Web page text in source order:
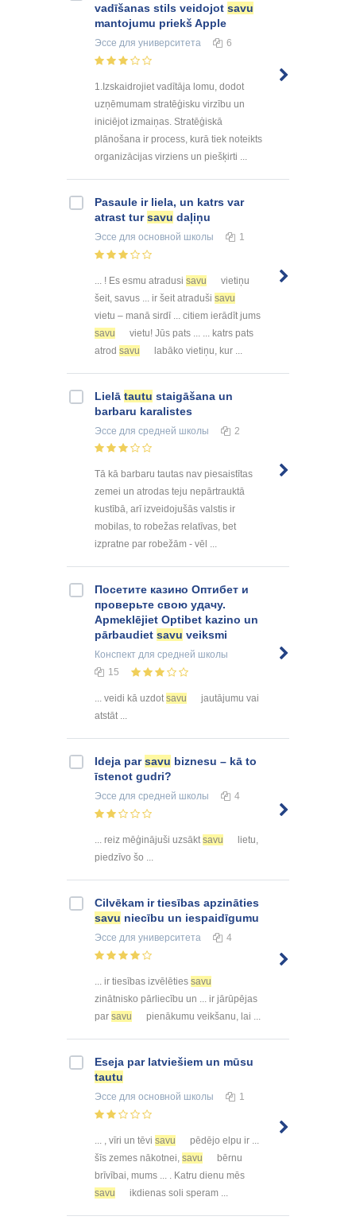
vadīšanas stils veidojot savu
mantojumu priekš Apple
Эссе для университета 6
1.Izskaidrojiet vadītāja lomu, dodot
uzņēmumam stratēģisku virzību un
iniciējot izmaiņas. Stratēģiskā
plānošana ir process, kurā tiek noteikts
organizācijas virziens un piešķirti ...
Pasaule ir liela, un katrs var
atrast tursavu daļiņu
Эссе для основной школы 1
... ! Es esmu atradusi savu
vietiņu
šeit, savus ... ir šeit atraduši savu
vietu – manā sirdī ... citiem ierādīt jums
savu
vietu! Jūs pats ... ... katrs pats
atrod savu labāko vietiņu, kur ...
Lielā tautu staigāšana un
barbaru karalistes
Эссе для средней школы 2
Tā kā barbaru tautas nav piesaistītas
zemei un atrodas teju nepārtrauktā
kustībā, arī izveidojušās valstis ir
mobilas, to robežas relatīvas, bet
izpratne par robežām - vēl ...
Посетите казино Оптибет и
проверьте свою удачу.
Apmeklējiet Optibet kazino un
pārbaudiet savu veiksmi
Конспект для средней школы
15
... veidi kā uzdotsavu
jautājumu vai
atstāt ...
Ideja parsavu biznesu – kā to
īstenot gudri?
Эссе для средней школы 4
... reiz mēģinājuši uzsāktsavu
lietu,
piedzīvo šo ...
Cilvēkam ir tiesības apzināties
savu niecību un iespaidīgumu
Эссе для университета 4
... ir tiesības izvēlēties savu
zinātnisko pārliecību un ... ir jārūpējas
par savu pienākumu veikšanu, lai ...
Eseja par latviešiem un mūsu
tautu
Эссе для основной школы 1
... , vīri un tēvi savu
pēdējo elpu ir ...
šīs zemes nākotnei, savu
bērnu
brīvībai, mums ... . Katru dienu mēs
savu
ikdienas soli speram ...